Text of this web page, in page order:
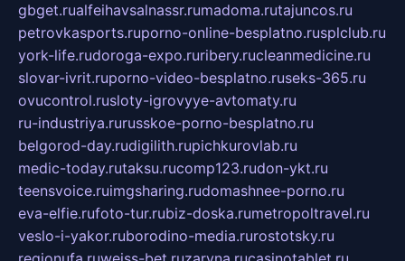
gbget.rualfeihavsalnassr.rumadoma.rutajuncos.ru
petrovkasports.ruporno-online-besplatno.rusplclub.ru
york-life.rudoroga-expo.ruribery.rucleanmedicine.ru
slovar-ivrit.ruporno-video-besplatno.ruseks-365.ru
ovucontrol.rusloty-igrovyye-avtomaty.ru
ru-industriya.rurusskoe-porno-besplatno.ru
belgorod-day.rudigilith.rupichkurovlab.ru
medic-today.rutaksu.rucomp123.rudon-ykt.ru
teensvoice.ruimgsharing.rudomashnee-porno.ru
eva-elfie.rufoto-tur.rubiz-doska.rumetropoltravel.ru
veslo-i-yakor.ruborodino-media.rurostotsky.ru